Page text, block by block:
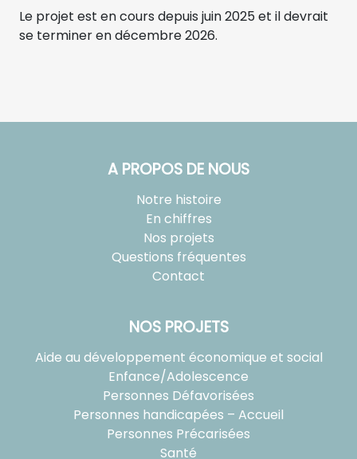
Le projet est en cours depuis juin 2025 et il devrait
se terminer en décembre 2026.
A PROPOS DE NOUS
Notre histoire
En chiffres
Nos projets
Questions fréquentes
Contact
NOS PROJETS
Aide au développement économique et social
Enfance/Adolescence
Personnes Défavorisées
Personnes handicapées – Accueil
Personnes Précarisées
Santé